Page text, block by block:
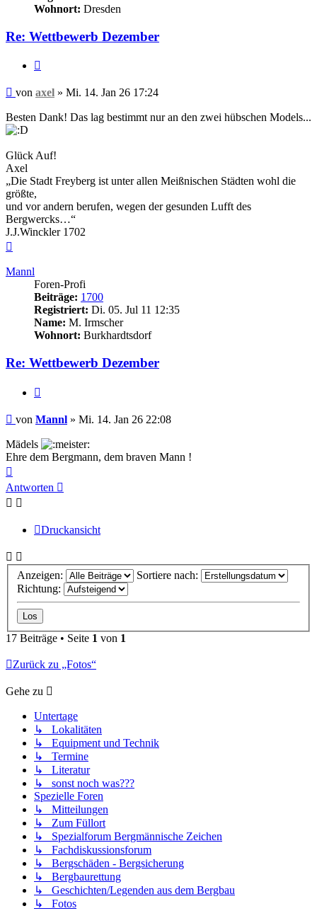
Wohnort: Dresden
Re: Wettbewerb Dezember
Beitrag
von axel » Mi. 14. Jan 26 17:24
Besten Dank! Das lag bestimmt nur an den zwei hübschen Models...
Glück Auf!
Axel
„Die Stadt Freyberg ist unter allen Meißnischen Städten wohl die
größte,
und vor andern berufen, wegen der gesunden Lufft des
Bergwercks…“
J.J.Winckler 1702
Mannl
Foren-Profi
Beiträge: 1700
Registriert: Di. 05. Jul 11 12:35
Name: M. Irmscher
Wohnort: Burkhardtsdorf
Re: Wettbewerb Dezember
Beitrag
von Mannl » Mi. 14. Jan 26 22:08
Mädels
Ehre dem Bergmann, dem braven Mann !
oben
Antworten
Druckansicht
Anzeigen:
Sortiere nach:
Richtung:
17 Beiträge • Seite 1 von 1
Zurück zu „Fotos“
Gehe zu
Untertage
↳ Lokalitäten
↳ Equipment und Technik
↳ Termine
↳ Literatur
↳ sonst noch was???
Spezielle Foren
↳ Mitteilungen
↳ Zum Füllort
↳ Spezialforum Bergmännische Zeichen
↳ Fachdiskussionsforum
↳ Bergschäden - Bergsicherung
↳ Bergbaurettung
↳ Geschichten/Legenden aus dem Bergbau
↳ Fotos